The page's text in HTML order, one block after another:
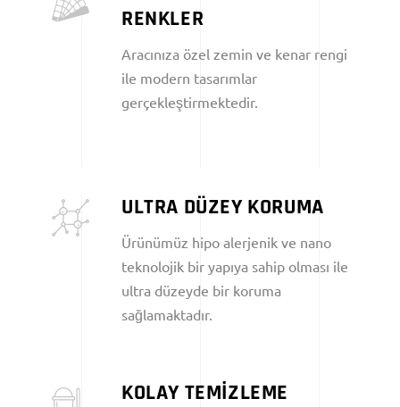
RENKLER
Aracınıza özel zemin ve kenar rengi
ile modern tasarımlar
gerçekleştirmektedir.
ULTRA DÜZEY KORUMA
Ürünümüz hipo alerjenik ve nano
teknolojik bir yapıya sahip olması ile
ultra düzeyde bir koruma
sağlamaktadır.
KOLAY TEMİZLEME